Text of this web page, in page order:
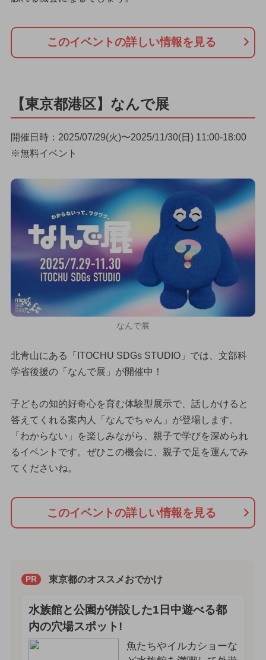
このイベントの詳しい情報を見る
【東京都港区】なんで展
開催日時：2025/07/29(火)〜2025/11/30(日) 11:00-18:00
※無料イベント
なんで展
北青山にある「ITOCHU SDGs STUDIO」では、文部科
学省後援の「なんで展」が開催中！
子どもの知的好奇心を育む体験型展示で、話しかけると
答えてくれる案内人「なんでちゃん」が登場します。
「わからない」を楽しみながら、親子で学びを深められ
るイベントです。ぜひこの機会に、親子で足を運んでみ
てくださいね。
このイベントの詳しい情報を見る
PR 東京都のオススメおでかけ
水族館と公園が併設した1日中遊べる都
内の穴場スポット!
魚たちやイルカショーな